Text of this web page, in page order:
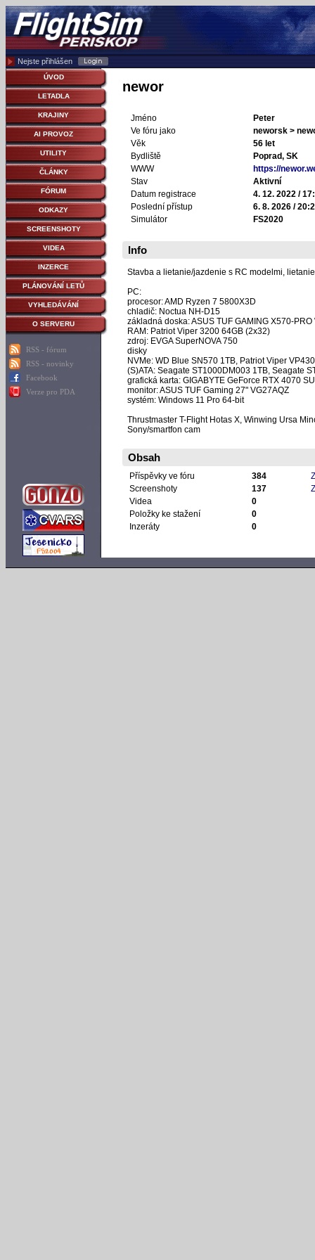
Nejste přihlášen
ÚVOD
LETADLA
KRAJINY
AI PROVOZ
UTILITY
ČLÁNKY
FÓRUM
ODKAZY
SCREENSHOTY
VIDEA
INZERCE
PLÁNOVÁNÍ LETŮ
VYHLEDÁVÁNÍ
O SERVERU
RSS - fórum
RSS - novinky
Facebook
Verze pro PDA
newor
Jméno
Peter
Ve fóru jako
neworsk >
Věk
56 let
Bydliště
Poprad, SK
WWW
https://
Stav
Aktivní
Datum registrace
4. 12. 2022 /
Poslední přístup
6. 8. 2026 /
Simulátor
FS2020
Info
Stavba a lietanie/jazdenie s RC modelmi,
PC:
procesor: AMD Ryzen 7 5800X3D
chladič: Noctua NH-D15
základná doska: ASUS TUF GAMING X570-PRO
RAM: Patriot Viper 3200 64GB (2x32)
zdroj: EVGA SuperNOVA 750
disky
NVMe: WD Blue SN570 1TB, Patriot Viper
(S)ATA: Seagate ST1000DM003 1TB, Seagate
grafická karta: GIGABYTE GeForce RTX 4070
monitor: ASUS TUF Gaming 27" VG27AQZ
systém: Windows 11 Pro 64-bit
Thrustmaster T-Flight Hotas X, Winwing Ursa
Sony/smartfon cam
Obsah
Příspěvky ve fóru 384
Screenshoty
137
Videa
0
Položky ke stažení
0
Inzeráty
0